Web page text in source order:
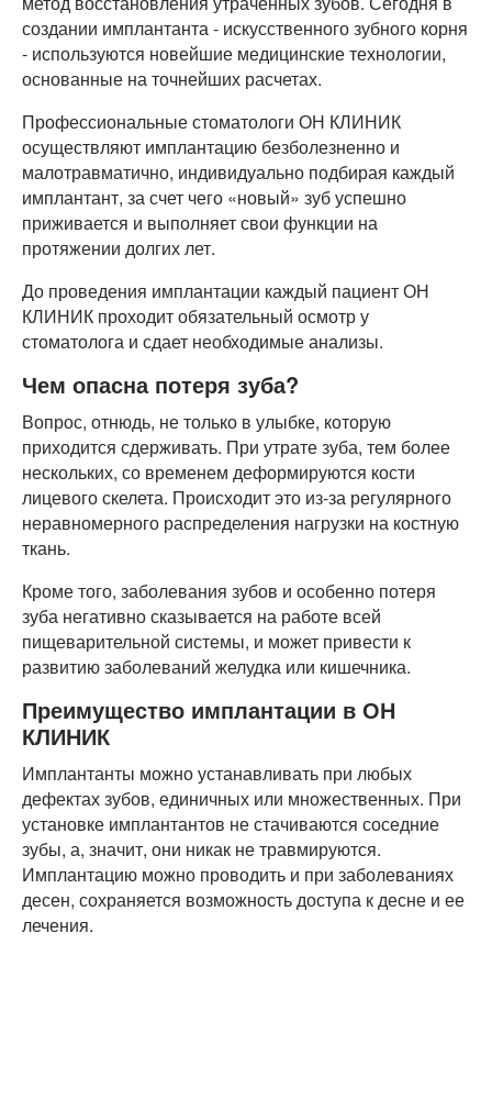
создании имплантанта - искусственного зубного корня
- используются новейшие медицинские технологии,
основанные на точнейших расчетах.
Профессиональные стоматологи ОН КЛИНИК
осуществляют имплантацию безболезненно и
малотравматично, индивидуально подбирая каждый
имплантант, за счет чего «новый» зуб успешно
приживается и выполняет свои функции на
протяжении долгих лет.
До проведения имплантации каждый пациент ОН
КЛИНИК проходит обязательный осмотр у
стоматолога и сдает необходимые анализы.
Чем опасна потеря зуба?
Вопрос, отнюдь, не только в улыбке, которую
приходится сдерживать. При утрате зуба, тем более
нескольких, со временем деформируются кости
лицевого скелета. Происходит это из-за регулярного
неравномерного распределения нагрузки на костную
ткань.
Кроме того, заболевания зубов и особенно потеря
зуба негативно сказывается на работе всей
пищеварительной системы, и может привести к
развитию заболеваний желудка или кишечника.
Преимущество имплантации в ОН
КЛИНИК
Имплантанты можно устанавливать при любых
дефектах зубов, единичных или множественных. При
установке имплантантов не стачиваются соседние
зубы, а, значит, они никак не травмируются.
Имплантацию можно проводить и при заболеваниях
десен, сохраняется возможность доступа к десне и ее
лечения.